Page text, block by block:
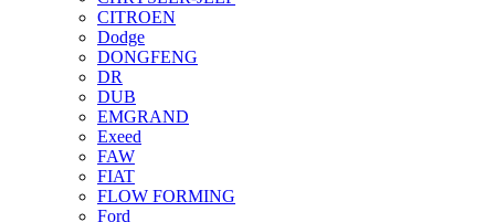
CITROEN
Dodge
DONGFENG
DR
DUB
EMGRAND
Exeed
FAW
FIAT
FLOW FORMING
Ford